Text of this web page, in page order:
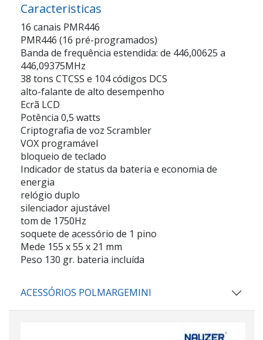
Caracteristicas
16 canais PMR446
PMR446 (16 pré-programados)
Banda de frequência estendida: de 446,00625 a
446,09375MHz
38 tons CTCSS e 104 códigos DCS
alto-falante de alto desempenho
Ecrã LCD
Potência 0,5 watts
Criptografia de voz Scrambler
VOX programável
bloqueio de teclado
Indicador de status da bateria e economia de
energia
relógio duplo
silenciador ajustável
tom de 1750Hz
soquete de acessório de 1 pino
Mede 155 x 55 x 21 mm
Peso 130 gr. bateria incluída
ACESSÓRIOS POLMARGEMINI